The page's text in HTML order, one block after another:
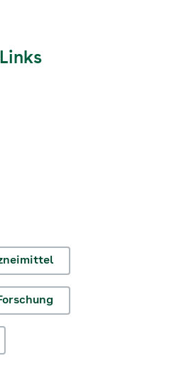
Bundestags sahen
aus der…